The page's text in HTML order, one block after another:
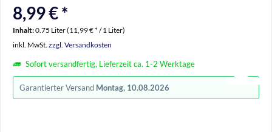
8,99 € *
Inhalt:0.75 Liter (11,99 € * / 1 Liter)
inkl. MwSt. zzgl. Versandkosten
Sofort versandfertig, Lieferzeit ca. 1-2 Werktage
Garantierter Versand Montag, 10.08.2026